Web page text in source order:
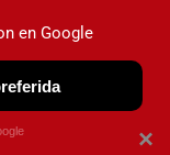
×
en Google